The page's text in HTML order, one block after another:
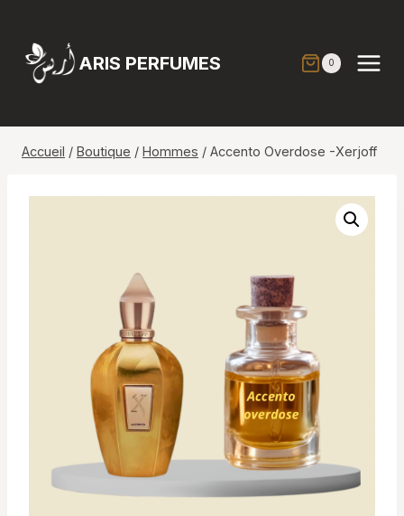
contenu
ARIS PERFUMES 0
Accueil / Boutique / Hommes / Accento Overdose -Xerjoff